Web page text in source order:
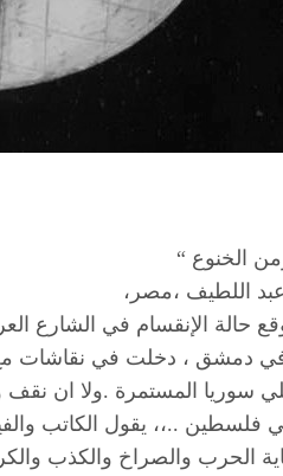
الخنوع “
اللطيف ،مصر،
حالة الإنقسام في الشارع
في دمشق ، دخلت في نقاشات
سوريا المستمرة .ولا ان
فلسطين ..،، يقول الكاتب
الحرب والصراخ والكذب